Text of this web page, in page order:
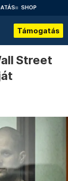
SHOP
Támogatás
Street